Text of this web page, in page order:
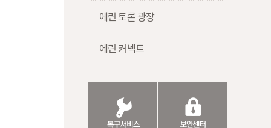
에린 토론 광장
에린 커넥트